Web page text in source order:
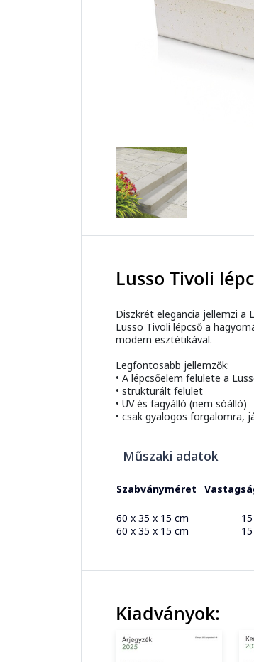
Lusso Tivoli
Diszkrét elegancia jellemzi a
Lusso Tivoli lépcső a
modern esztétikával.
Legfontosabb jellemzők:
• A lépcsőelem felülete a
• strukturált felület
• UV és fagyálló (nem sóálló)
• csak gyalogos forgalomra,
Műszaki adatok
Szabványméret
60 x 35 x 15 cm
60 x 35 x 15 cm
15
15
Kiadványok: